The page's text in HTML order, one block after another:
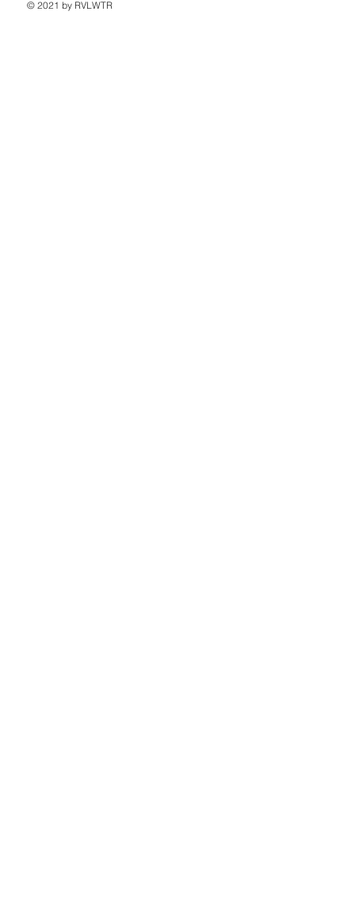
© 2021 by RVLWTR